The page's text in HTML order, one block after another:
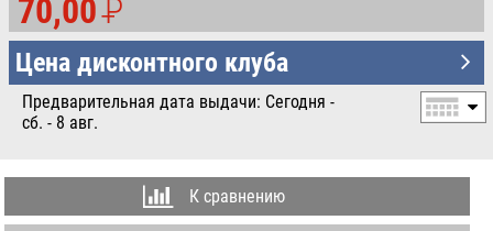
70,00P
УБ.
Цена дисконтного клуба
Предварительная дата выдачи: Сегодня -
сб. - 8 авг.
К сравнению